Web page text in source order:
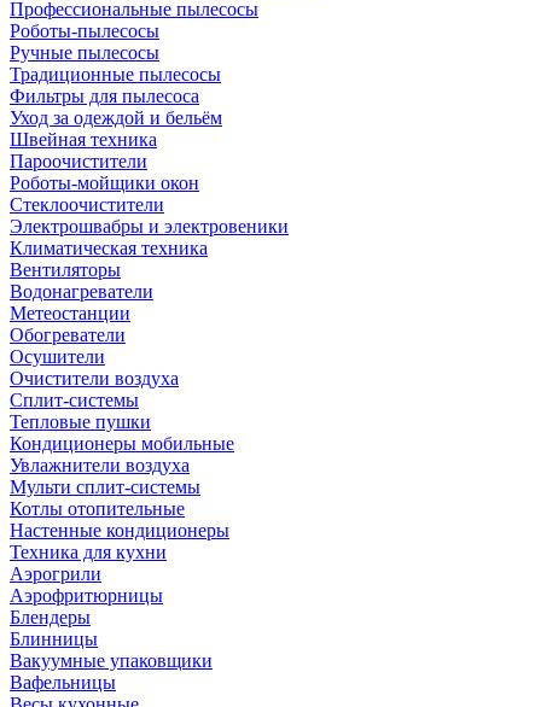
Профессиональные пылесосы
Роботы-пылесосы
Ручные пылесосы
Традиционные пылесосы
Фильтры для пылесоса
Уход за одеждой и бельём
Швейная техника
Пароочистители
Роботы-мойщики окон
Стеклоочистители
Электрошвабры и электровеники
Климатическая техника
Вентиляторы
Водонагреватели
Метеостанции
Обогреватели
Осушители
Очистители воздуха
Сплит-системы
Тепловые пушки
Кондиционеры мобильные
Увлажнители воздуха
Мульти сплит-системы
Котлы отопительные
Настенные кондиционеры
Техника для кухни
Аэрогрили
Аэрофритюрницы
Блендеры
Блинницы
Вакуумные упаковщики
Вафельницы